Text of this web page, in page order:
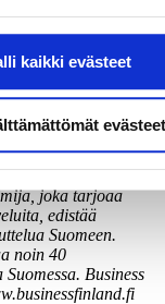
kaikki evästeet
evästeet
Finland
joka tarjoaa
edistää
Suomeen.
noin 40
Business